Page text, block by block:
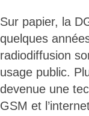
Sur papier, la
quelques
radiodiffusion
usage public.
devenue une
GSM et